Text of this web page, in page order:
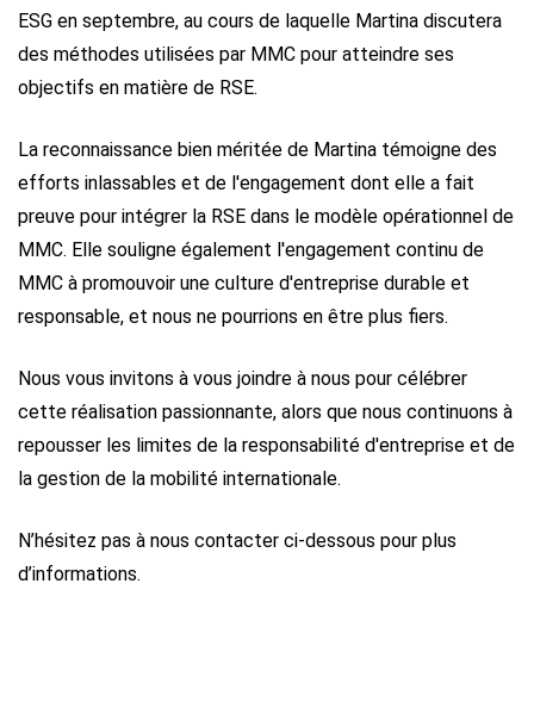
ESG en septembre, au cours de laquelle Martina discutera
des méthodes utilisées par MMC pour atteindre ses
objectifs en matière de RSE.
La reconnaissance bien méritée de Martina témoigne des
efforts inlassables et de l'engagement dont elle a fait
preuve pour intégrer la RSE dans le modèle opérationnel de
MMC. Elle souligne également l'engagement continu de
MMC à promouvoir une culture d'entreprise durable et
responsable, et nous ne pourrions en être plus fiers.
Nous vous invitons à vous joindre à nous pour célébrer
cette réalisation passionnante, alors que nous continuons à
repousser les limites de la responsabilité d'entreprise et de
la gestion de la mobilité internationale.
N’hésitez pas à nous contacter ci-dessous pour plus
d’informations.